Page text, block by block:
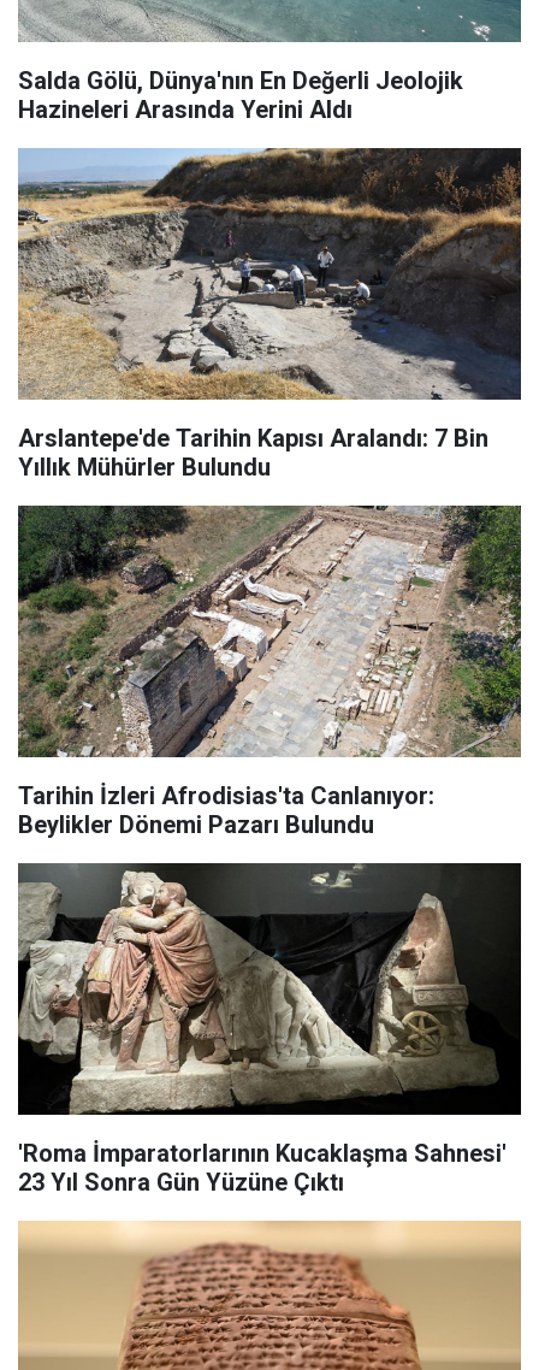
Salda Gölü, Dünya'nın En Değerli Jeolojik
Hazineleri Arasında Yerini Aldı
Arslantepe'de Tarihin Kapısı Aralandı: 7 Bin
Yıllık Mühürler Bulundu
Tarihin İzleri Afrodisias'ta Canlanıyor:
Beylikler Dönemi Pazarı Bulundu
'Roma İmparatorlarının Kucaklaşma Sahnesi'
23 Yıl Sonra Gün Yüzüne Çıktı